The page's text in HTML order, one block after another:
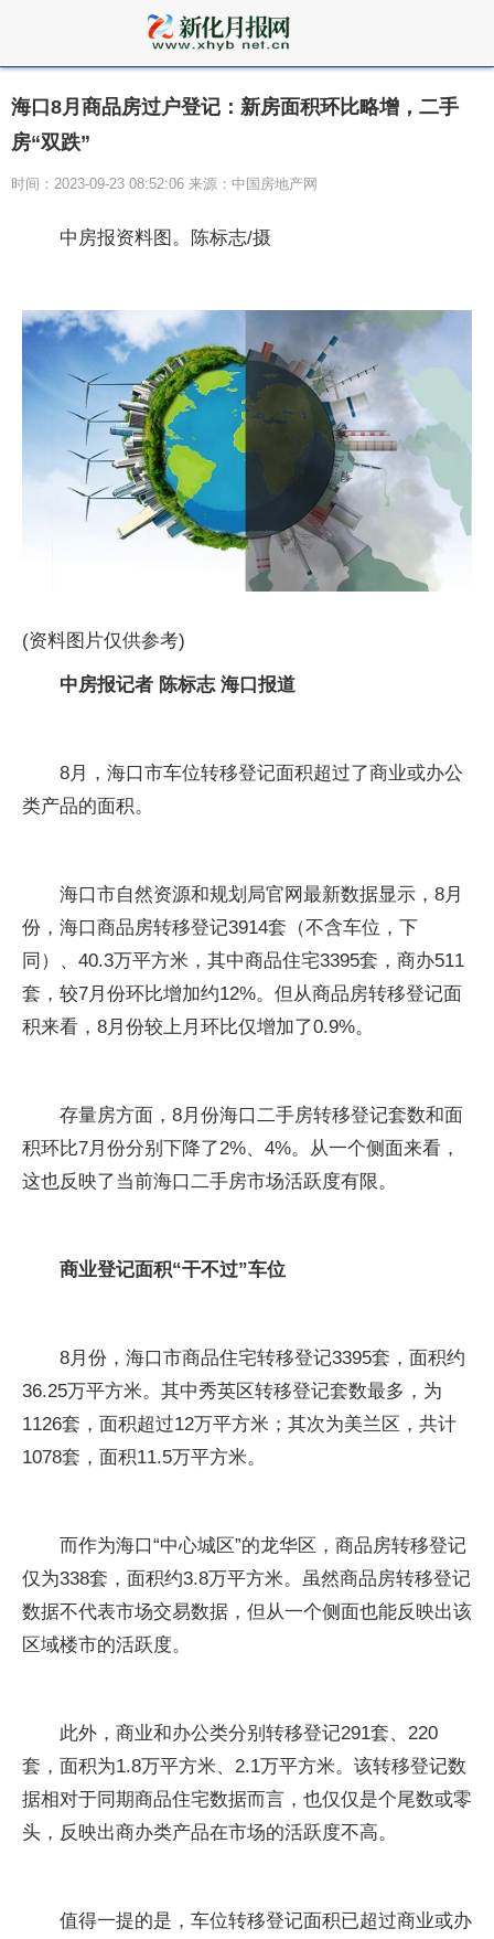
海口8月商品房过户登记：新房面积环比略增，二手
房“双跌”
时间：2023-09-23 08:52:06 来源：中国房地产网
中房报资料图。陈标志/摄
(资料图片仅供参考)
中房报记者 陈标志 海口报道
8月，海口市车位转移登记面积超过了商业或办公
类产品的面积。
海口市自然资源和规划局官网最新数据显示，8月
份，海口商品房转移登记3914套（不含车位，下
同）、40.3万平方米，其中商品住宅3395套，商办511
套，较7月份环比增加约12%。但从商品房转移登记面
积来看，8月份较上月环比仅增加了0.9%。
存量房方面，8月份海口二手房转移登记套数和面
积环比7月份分别下降了2%、4%。从一个侧面来看，
这也反映了当前海口二手房市场活跃度有限。
商业登记面积“干不过”车位
8月份，海口市商品住宅转移登记3395套，面积约
36.25万平方米。其中秀英区转移登记套数最多，为
1126套，面积超过12万平方米；其次为美兰区，共计
1078套，面积11.5万平方米。
而作为海口“中心城区”的龙华区，商品房转移登记
仅为338套，面积约3.8万平方米。虽然商品房转移登记
数据不代表市场交易数据，但从一个侧面也能反映出该
区域楼市的活跃度。
此外，商业和办公类分别转移登记291套、220
套，面积为1.8万平方米、2.1万平方米。该转移登记数
据相对于同期商品住宅数据而言，也仅仅是个尾数或零
头，反映出商办类产品在市场的活跃度不高。
值得一提的是，车位转移登记面积已超过商业或办